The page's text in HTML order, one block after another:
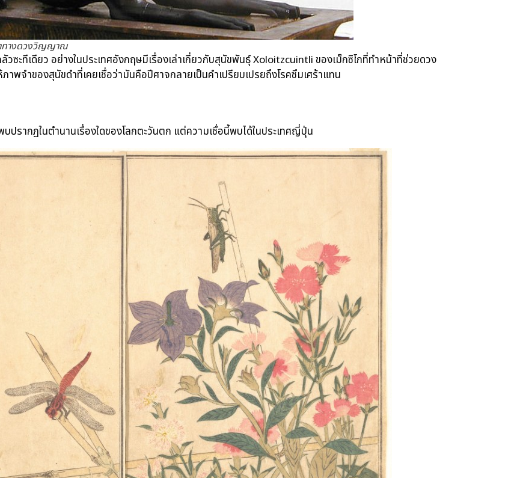
ทางดวงวิญญาณ
ซะทีเดียว อย่างในประเทศอังกฤษมีเรื่องเล่าเกี่ยวกับสุนัขพันธุ์ Xoloitzcuintli ของเม็กซิโกที่ทำหน้าที่ช่วยดวง
จำของสุนัขดำที่เคยเชื่อว่ามันคือปีศาจกลายเป็นคำเปรียบเปรยถึงโรคซึมเศร้าแทน
รากฏในตำนานเรื่องใดของโลกตะวันตก แต่ความเชื่อนี้พบได้ในประเทศญี่ปุ่น